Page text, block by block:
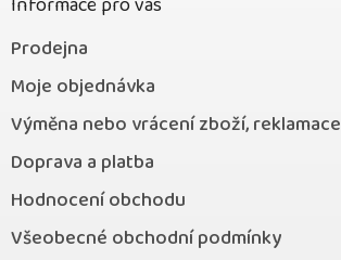
Prodejna
Moje objednávka
Výměna nebo vrácení zboží, reklamace
Doprava a platba
Hodnocení obchodu
Všeobecné obchodní podmínky